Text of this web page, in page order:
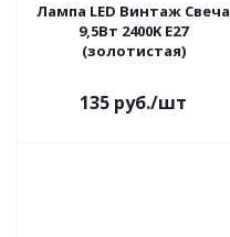
Лампа LED Винтаж Свеча
9,5Вт 2400K E27
(золотистая)
135 руб./шт